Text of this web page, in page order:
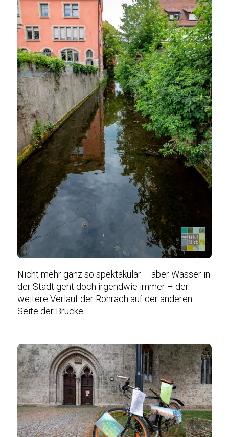
Nicht mehr ganz so spektakulär – aber Wasser in
der Stadt geht doch irgendwie immer – der
weitere Verlauf der Rohrach auf der anderen
Seite der Brücke.